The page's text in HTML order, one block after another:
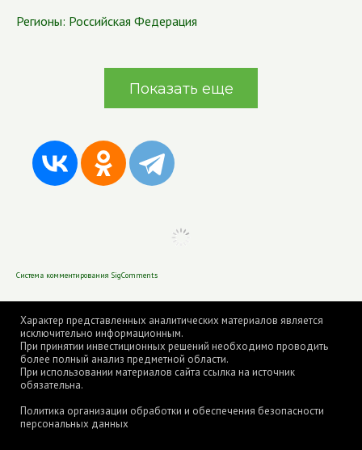
Регионы: Российская Федерация
Показать еще
Система комментирования SigComments
Характер представленных аналитических материалов является
исключительно информационным.
При принятии инвестиционных решений необходимо проводить
более полный анализ предметной области.
При использовании материалов сайта ссылка на источник
обязательна.
Политика организации обработки и обеспечения безопасности
персональных данных